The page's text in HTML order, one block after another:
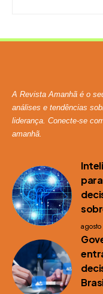
A Revista Amanhã é o
análises e tendências
liderança. Conecte-se
amanhã.